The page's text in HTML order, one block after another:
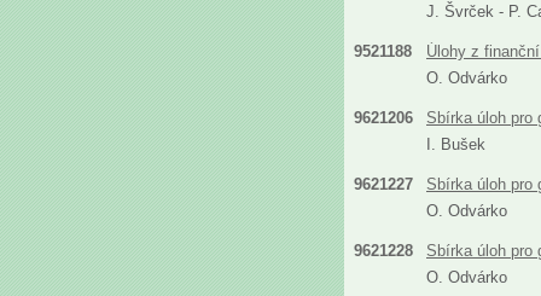
J. Švrček - P.
9521188
Úlohy z
O. Odvárko
9621206
Sbírka úloh pro
I. Bušek
9621227
Sbírka úloh pro
O. Odvárko
9621228
Sbírka úloh pro
O. Odvárko